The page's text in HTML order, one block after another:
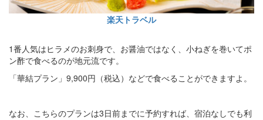
楽天トラベル
1番人気はヒラメのお刺身で、お醤油ではなく、小ねぎを巻いてポ
ン酢で食べるのが地元流です。
「華結プラン」9,900円（税込）などで食べることができますよ。
なお、こちらのプランは3日前までに予約すれば、宿泊なしでも利